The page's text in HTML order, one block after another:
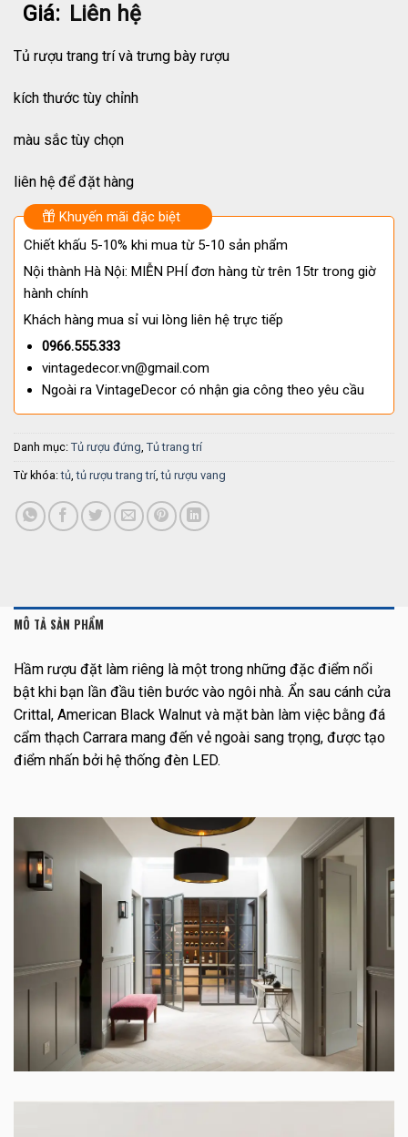
Giá: Liên hệ
Tủ rượu trang trí và trưng bày rượu
kích thước tùy chỉnh
màu sắc tùy chọn
liên hệ để đặt hàng
Khuyến mãi đặc biệt
Chiết khấu 5-10% khi mua từ 5-10 sản phẩm
Nội thành Hà Nội: MIỄN PHÍ đơn hàng từ trên 15tr trong giờ
hành chính
Khách hàng mua sỉ vui lòng liên hệ trực tiếp
0966.555.333
vintagedecor.vn@gmail.com
Ngoài ra VintageDecor có nhận gia công theo yêu cầu
Danh mục: Tủ rượu đứng Tủ trang trí
Từ khóa:tủ ,tủ rượu trang trí ,tủ rượu vang
MÔ TẢ SẢN PHẨM
Hầm rượu đặt làm riêng là một trong những đặc điểm nổi
bật khi bạn lần đầu tiên bước vào ngôi nhà. Ẩn sau cánh cửa
Crittal, American Black Walnut và mặt bàn làm việc bằng đá
cẩm thạch Carrara mang đến vẻ ngoài sang trọng, được tạo
điểm nhấn bởi hệ thống đèn LED.